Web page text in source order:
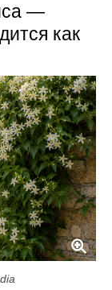
—
как